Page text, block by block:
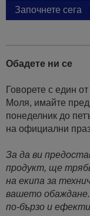
Започнете сега
Обадете ни се
Говорете с един
Моля, имайте
понеделник до
на официални
За да ви
продукт, ще
на екипа за
вашето
по-бързо и